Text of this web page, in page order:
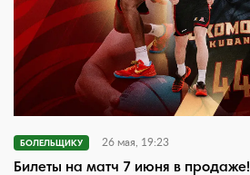
БОЛЕЛЬЩИКУ 26 мая, 19:23
Билеты на матч 7 июня в продаже!